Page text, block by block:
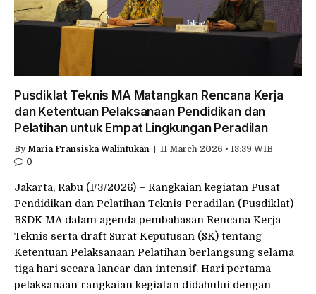
Pusdiklat Teknis MA Matangkan Rencana Kerja
dan Ketentuan Pelaksanaan Pendidikan dan
Pelatihan untuk Empat Lingkungan Peradilan
By Maria Fransiska Walintukan
11 March 2026 • 18:39 WIB
0
Jakarta, Rabu (1/3/2026) – Rangkaian kegiatan Pusat
Pendidikan dan Pelatihan Teknis Peradilan (Pusdiklat)
BSDK MA dalam agenda pembahasan Rencana Kerja
Teknis serta draft Surat Keputusan (SK) tentang
Ketentuan Pelaksanaan Pelatihan berlangsung selama
tiga hari secara lancar dan intensif. Hari pertama
pelaksanaan rangkaian kegiatan didahului dengan